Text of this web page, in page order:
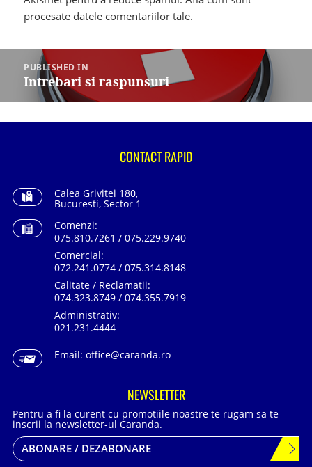
procesate datele comentariilor tale.
Navigare
articole
PUBLISHED IN
Intrebari si raspunsuri
CONTACT RAPID
Calea Grivitei 180,
Bucuresti, Sector 1
Comenzi:
075.810.7261 / 075.229.9740
Comercial:
072.241.0774 / 075.314.8148
Calitate / Reclamatii:
074.323.8749 / 074.355.7919
Administrativ:
021.231.4444
Email: office@caranda.ro
NEWSLETTER
Pentru a fi la curent cu promotiile noastre te rugam sa te
inscrii la newsletter-ul Caranda.
ABONARE / DEZABONARE